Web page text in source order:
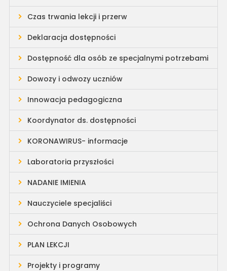
Czas trwania lekcji i przerw
Deklaracja dostępności
Dostępność dla osób ze specjalnymi potrzebami
Dowozy i odwozy uczniów
Innowacja pedagogiczna
Koordynator ds. dostępności
KORONAWIRUS- informacje
Laboratoria przyszłości
NADANIE IMIENIA
Nauczyciele specjaliści
Ochrona Danych Osobowych
PLAN LEKCJI
Projekty i programy